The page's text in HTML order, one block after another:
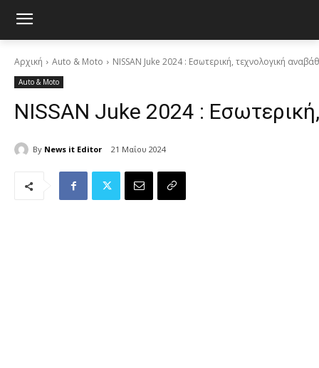
Αρχική Auto & Moto NISSAN Juke 2024 : Εσωτερική, τεχνολογική
Auto & Moto
NISSAN Juke 2024 :
By News it Editor 21 Μαΐου 2024